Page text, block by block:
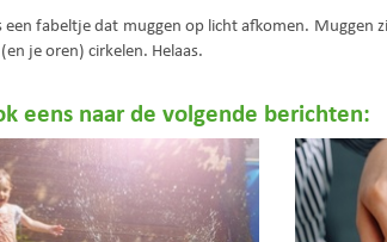
een fabeltje dat muggen op licht afkomen.
je oren) cirkelen. Helaas.
eens naar de volgende berichten: